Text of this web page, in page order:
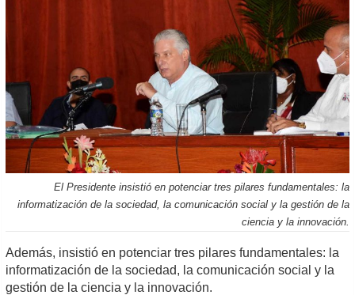
El Presidente insistió en potenciar tres pilares fundamentales: la
informatización de la sociedad, la comunicación social y la gestión de la
ciencia y la innovación.
Además, insistió en potenciar tres pilares fundamentales: la
informatización de la sociedad, la comunicación social y la
gestión de la ciencia y la innovación.